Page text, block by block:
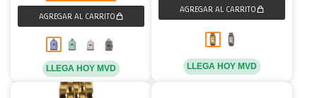
LLEGA HOY MVD LLEGA HOY MVD